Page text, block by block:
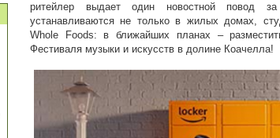
ритейлер выдает один новостной повод
устанавливаются не только в жилых домах,
Whole Foods: в ближайших планах –
Фестиваля музыки и искусств в долине Коачелла!